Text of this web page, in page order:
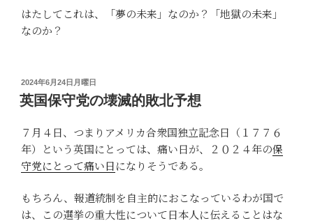
はたしてこれは、「夢の未来」なのか？「地獄の未来」
なのか？
投
稿
日:
2024年6月24日月曜日
英国保守党の壊滅的敗北予想
７月４日、つまりアメリカ合衆国独立記念日（１７７６
年）という英国にとっては、痛い日が、２０２４年の保
守党にとって痛い日になりそうである。
もちろん、報道統制を自主的におこなっているわが国で
は、この選挙の重大性について日本人に伝えることはな